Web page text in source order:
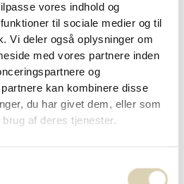
vores indhold og
til sociale medier og til
Vi deler også oplysninger om
med vores partnere inden
og
kan kombinere disse
du har givet dem, eller som
af deres tjenester.
fyldte
Cocoture
og sløjfe –